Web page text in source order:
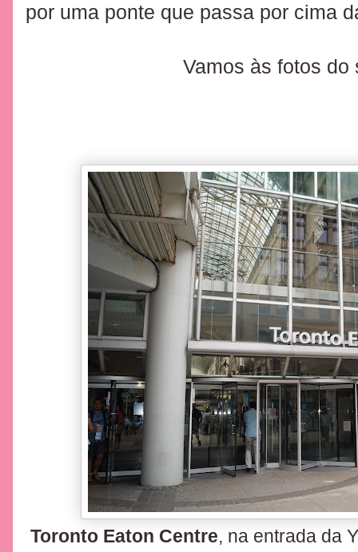
por uma ponte que passa por cima
Vamos às fotos do
Toronto Eaton Centre, na entrada da